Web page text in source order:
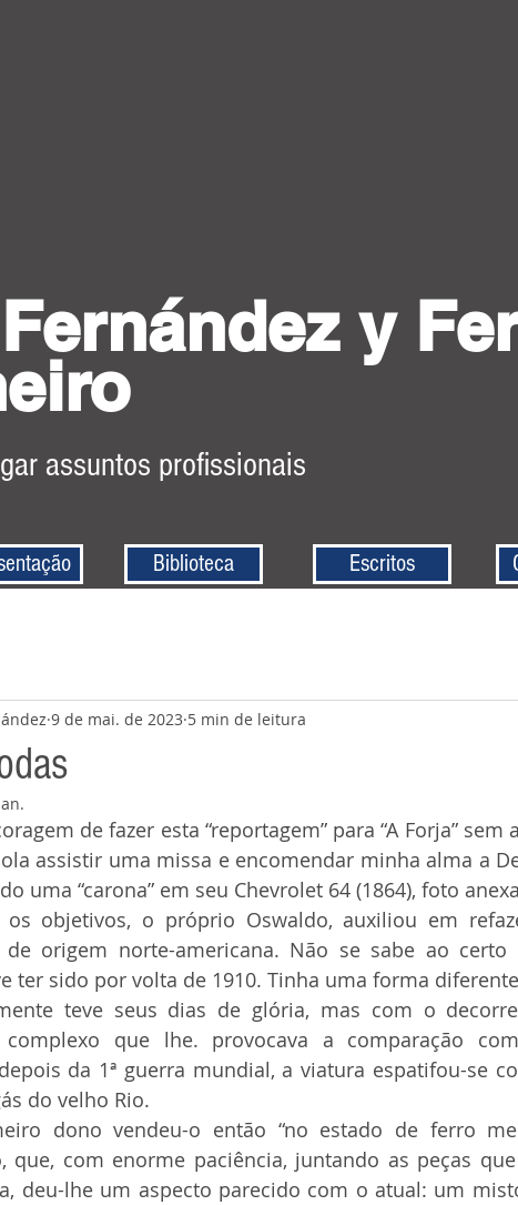
y
assuntos profissionais
Biblioteca Escritos
9 de mai. de 2023 5 min de leitura
assistir uma missa e encomendar minha alma a
uma “carona” em seu Chevrolet 64 (1864), foto
de origem norte-americana. Não se sabe ao
ter sido por volta de 1910. Tinha uma forma
que lhe. provocava a comparação
da 1ª guerra mundial, a viatura espatifou-se
do velho Rio.
que, com enorme paciência, juntando as peças
deu-lhe um aspecto parecido com o atual: um